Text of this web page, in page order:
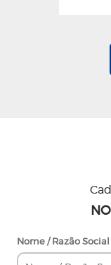
Nome / Razão Social